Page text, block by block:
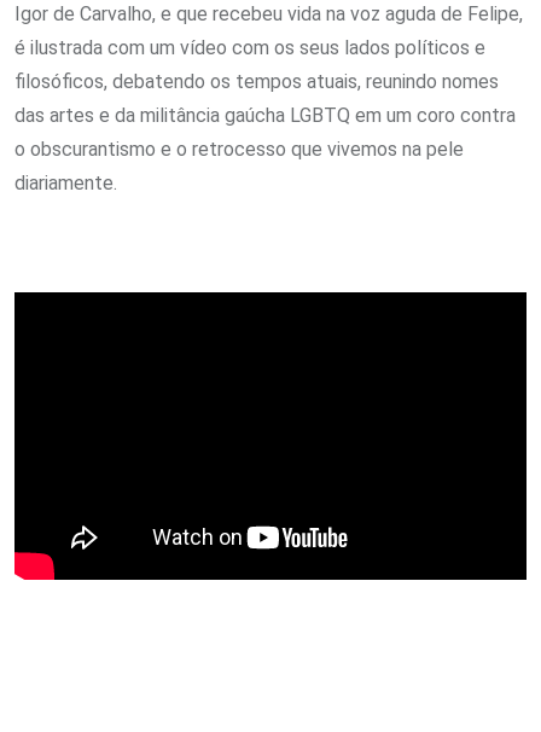
Igor de Carvalho, e que recebeu vida na voz aguda de Felipe,
é ilustrada com um vídeo com os seus lados políticos e
filosóficos, debatendo os tempos atuais, reunindo nomes
das artes e da militância gaúcha LGBTQ em um coro contra
o obscurantismo e o retrocesso que vivemos na pele
diariamente.